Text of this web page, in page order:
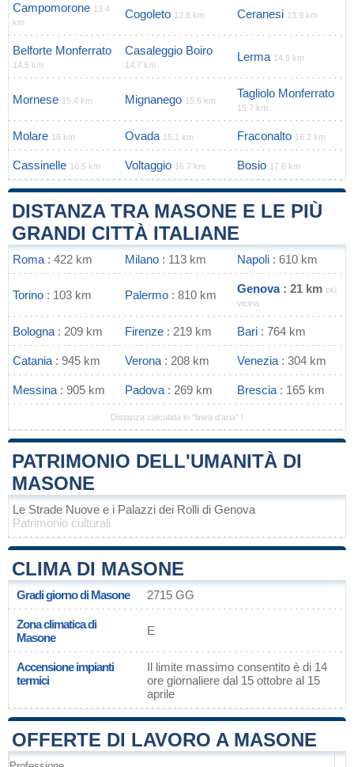
Campomorone 13.4
km
Cogoleto 13.8 km Ceranesi 13.9 km
Belforte Monferrato
14.5 km
Casaleggio Boiro
14.7 km
Lerma 14.9 km
Mornese 15.4 km Mignanego 15.6 km
Tagliolo Monferrato
15.7 km
Molare 16 km Ovada 16.1 km Fraconalto 16.2 km
Cassinelle 16.5 km Voltaggio 16.7 km Bosio 17.6 km
DISTANZA TRA MASONE E LE PIÙ
GRANDI CITTÀ ITALIANE
Roma : 422 km Milano : 113 km Napoli : 610 km
Torino : 103 km Palermo : 810 km Genova: 21 km più
vicina
Bologna : 209 km Firenze : 219 km Bari : 764 km
Catania : 945 km Verona : 208 km Venezia : 304 km
Messina : 905 km Padova : 269 km Brescia : 165 km
Distanza calcolata in "linea d'aria" !
PATRIMONIO DELL'UMANITÀ DI
MASONE
Le Strade Nuove e i Palazzi dei Rolli di Genova
Patrimonio culturali
CLIMA DI MASONE
Gradi giorno di Masone 2715 GG
Zona climatica di
Masone
E
Accensione impianti
termici
Il limite massimo consentito è di 14
ore giornaliere dal 15 ottobre al 15
aprile
OFFERTE DI LAVORO A MASONE